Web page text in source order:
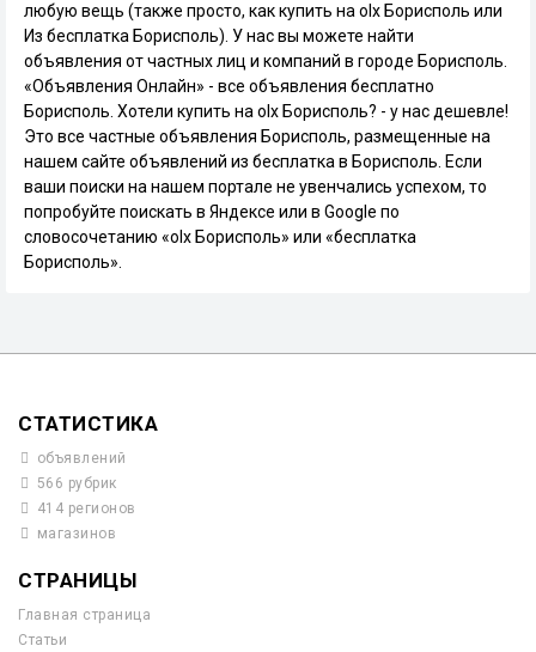
любую вещь (также просто, как купить на olx Борисполь или
Из бесплатка Борисполь). У нас вы можете найти
объявления от частных лиц и компаний в городе Борисполь.
«Объявления Онлайн» - все объявления бесплатно
Борисполь. Хотели купить на olx Борисполь? - у нас дешевле!
Это все частные объявления Борисполь, размещенные на
нашем сайте объявлений из бесплатка в Борисполь. Если
ваши поиски на нашем портале не увенчались успехом, то
попробуйте поискать в Яндексе или в Google по
словосочетанию «olx Борисполь» или «бесплатка
Борисполь».
СТАТИСТИКА
объявлений
566 рубрик
414 регионов
магазинов
СТРАНИЦЫ
Главная страница
Статьи